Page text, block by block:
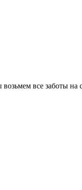
все заботы на